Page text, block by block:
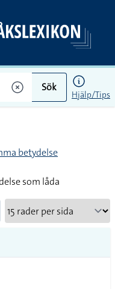
Sök
Hjälp/Tips
betydelse
som låda